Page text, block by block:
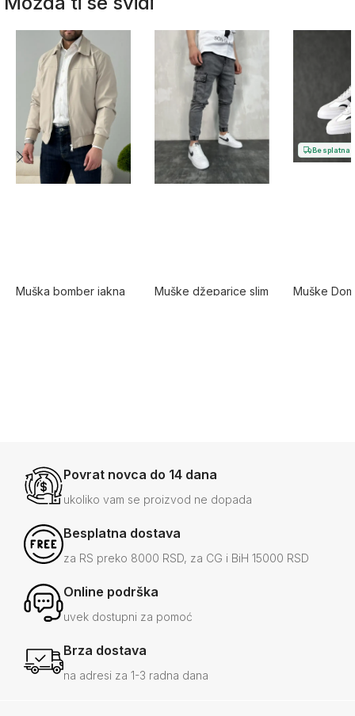
Muška bomber jakna
Muške džeparice slim
Besplatna
Muške
Povrat novca do 14 dana
ukoliko vam se proizvod ne dopada
Besplatna dostava
za RS preko 8000 RSD, za CG i BiH 15000 RSD
Online podrška
uvek dostupni za pomoć
Brza dostava
na adresi za 1-3 radna dana